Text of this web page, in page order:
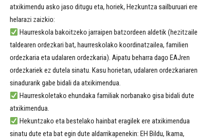
atxikimendu asko jaso ditugu eta, horiek, Hezkuntza sailburuari ere
helarazi zaizkio:
Haurreskola bakoitzeko jarraipen batzordeen aldetik (hezitzaile
taldearen ordezkari bat, haurreskolako koordinatzailea, familien
ordezkaria eta udalaren ordezkaria). Aipatu beharra dago EAJren
ordezkariek ez dutela sinatu. Kasu horietan, udalaren ordezkariaren
sinadurarik gabe bidali da atxikimendua.
Haurreskoletako ehundaka familiak norbanako gisa bidali dute
atxikimendua.
Hekuntzako eta bestelako hainbat eragilek ere atxikimendua
sinatu dute eta bat egin dute aldarrikapenekin: EH Bildu, Ikama,